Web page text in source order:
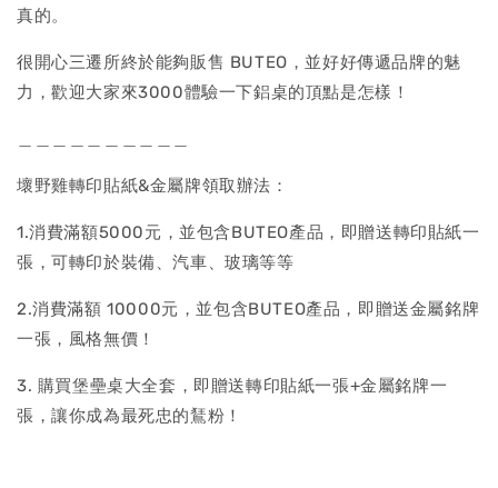
真的。
很開心三遷所終於能夠販售 BUTEO，並好好傳遞品牌的魅
力，歡迎大家來3000體驗一下鋁桌的頂點是怎樣！
壞野雞轉印貼紙&金屬牌領取辦法：
1.消費滿額5000元，並包含BUTEO產品，即贈送轉印貼紙一
張，可轉印於裝備、汽車、玻璃等等
2.消費滿額 10000元，並包含BUTEO產品，即贈送金屬銘牌
一張，風格無價！
3. 購買堡壘桌大全套，即贈送轉印貼紙一張+金屬銘牌一
張，讓你成為最死忠的鵟粉！